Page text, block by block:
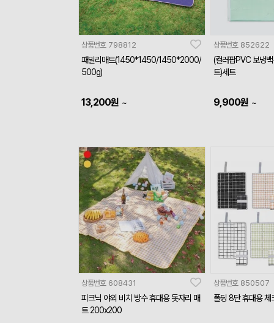
상품번호 798812
패밀리매트(1450*1450/1450*2000/
500g)
13,200원 ~
상품번호 852622
(컬러팝PVC 보냉
트)세트
9,900원 ~
상품번호 608431
피크닉 야외 비치 방수 휴대용 돗자리 매
트 200x200
상품번호 850507
폴딩 8단 휴대용 체